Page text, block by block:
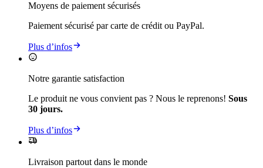
Moyens de paiement sécurisés
Paiement sécurisé par carte de crédit ou PayPal.
Plus d’infos
Notre garantie satisfaction
Le produit ne vous convient pas ? Nous le reprenons! Sous
30 jours.
Plus d’infos
Livraison partout dans le monde